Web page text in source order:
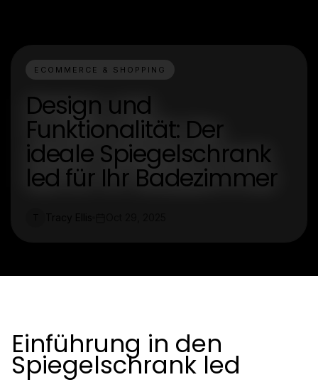
ECOMMERCE & SHOPPING
Design und
Funktionalität: Der
ideale Spiegelschrank
led für Ihr Badezimmer
Einführung in den
Spiegelschrank led